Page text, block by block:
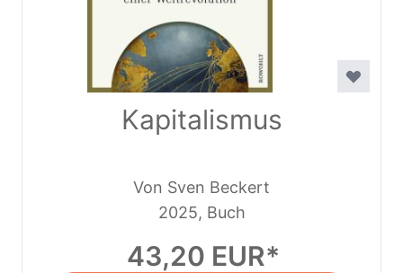
Kapitalismus
Von Sven Beckert
2025, Buch
43,20 EUR